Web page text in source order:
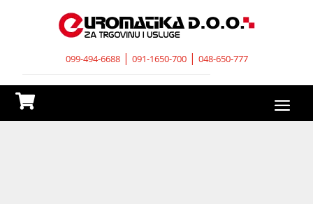
099-494-6688| 091-1650-700| 048-650-777
